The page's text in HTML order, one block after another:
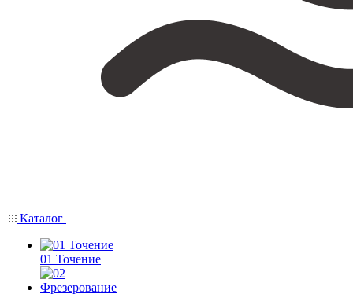
Каталог
01 Точение